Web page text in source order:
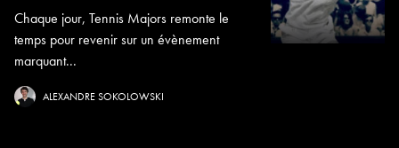
Chaque jour, Tennis Majors remonte le
temps pour revenir sur un évènement
marquant...
ALEXANDRE SOKOLOWSKI